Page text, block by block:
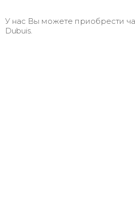
У нас Вы можете приобрести
Dubuis.